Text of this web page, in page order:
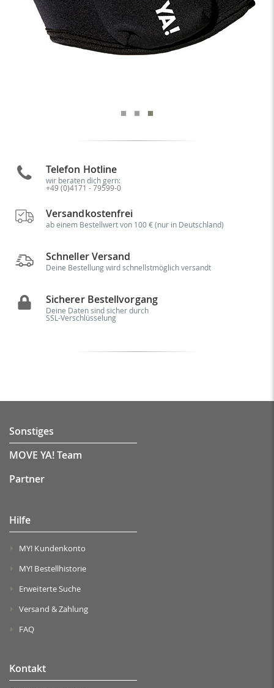
Telefon Hotline
wir beraten dich gern:
+49 (0)4171 - 79599-0
Versandkostenfrei
ab einem Bestellwert von 100 € (nur in Deutschland)
Schneller Versand
Deine Bestellung wird schnellstmöglich versandt
Sicherer Bestellvorgang
Deine Daten sind sicher durch
SSL-Verschlüsselung
Sonstiges
MOVE YA! Team
Partner
Hilfe
MY! Kundenkonto
MY! Bestellhistorie
Erweiterte Suche
Versand & Zahlung
FAQ
Kontakt